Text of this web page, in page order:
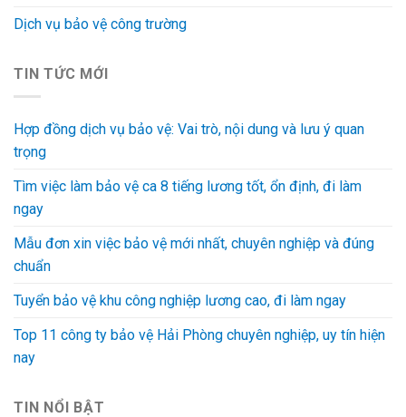
Dịch vụ bảo vệ công trường
TIN TỨC MỚI
Hợp đồng dịch vụ bảo vệ: Vai trò, nội dung và lưu ý quan
trọng
Tìm việc làm bảo vệ ca 8 tiếng lương tốt, ổn định, đi làm
ngay
Mẫu đơn xin việc bảo vệ mới nhất, chuyên nghiệp và đúng
chuẩn
Tuyển bảo vệ khu công nghiệp lương cao, đi làm ngay
Top 11 công ty bảo vệ Hải Phòng chuyên nghiệp, uy tín hiện
nay
TIN NỔI BẬT